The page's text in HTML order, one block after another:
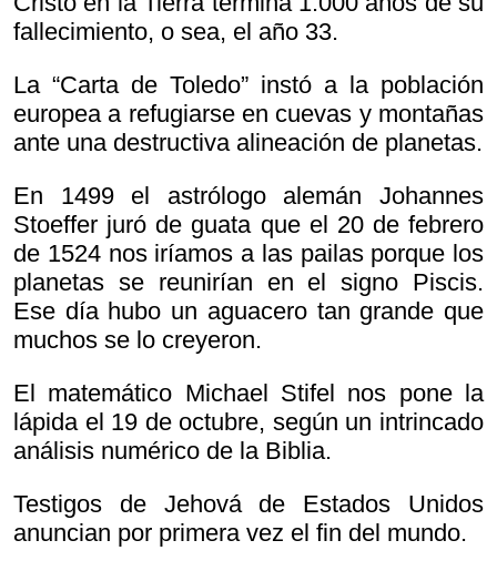
fallecimiento, o sea, el año 33.
La “Carta de Toledo” instó a la población
europea a refugiarse en cuevas y montañas
ante una destructiva alineación de planetas.
En 1499 el astrólogo alemán Johannes
Stoeffer juró de guata que el 20 de febrero
de 1524 nos iríamos a las pailas porque los
planetas se reunirían en el signo Piscis.
Ese día hubo un aguacero tan grande que
muchos se lo creyeron.
El matemático Michael Stifel nos pone la
lápida el 19 de octubre, según un intrincado
análisis numérico de la Biblia.
Testigos de Jehová de Estados Unidos
anuncian por primera vez el fin del mundo.